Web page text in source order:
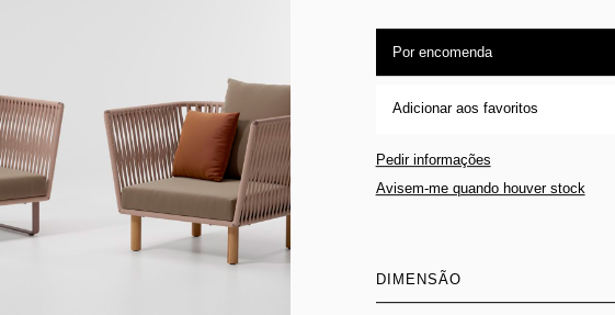
Por encomenda
Adicionar aos favoritos
Pedir informações
Avisem-me quando houver stock
DIMENSÃO